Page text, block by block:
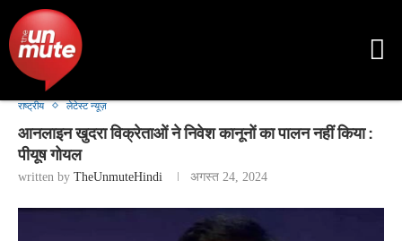
राष्ट्रीय लेटेस्ट न्यूज़
आनलाइन खुदरा विक्रेताओं ने निवेश कानूनों का पालन नहीं किया :
पीयूष गोयल
written by TheUnmuteHindi अगस्त 24, 2024